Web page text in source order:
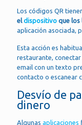
Los códigos QR
eldispositivo que los
aplicación asociada,
Esta acción es
restaurante,
email con un texto
contacto o escanear
Desvío de
dinero
Algunas aplicaciones